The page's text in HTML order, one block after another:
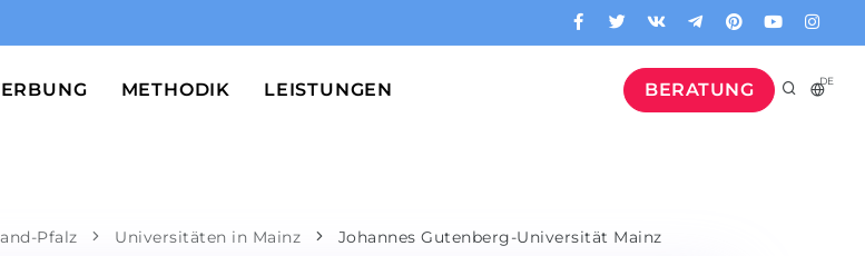
BERATUNG DE
METHODIK LEISTUNGEN
Pfalz Universitäten in Mainz Johannes Gutenberg-Universität Mainz